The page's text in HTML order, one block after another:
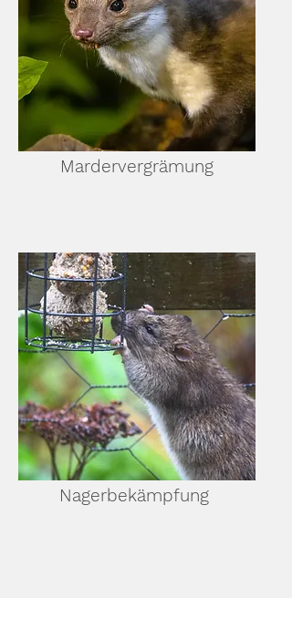
Mardervergrämung
Nagerbekämpfung